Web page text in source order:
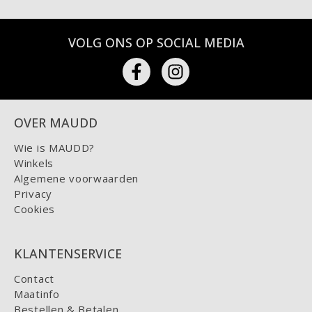
VOLG ONS OP SOCIAL MEDIA
OVER MAUDD
Wie is MAUDD?
Winkels
Algemene voorwaarden
Privacy
Cookies
KLANTENSERVICE
Contact
Maatinfo
Bestellen & Betalen